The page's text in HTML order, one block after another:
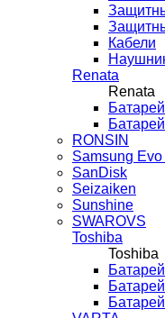
Кабели
Renata
Renata
RONSIN
Samsung
SanDisk
Seizaiken
Sunshine
SWAROVS
Toshiba
Toshiba